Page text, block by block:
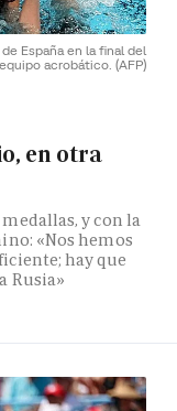
España en la final del
equipo acrobático. (AFP)
en otra
y con la
«Nos hemos
hay que
Rusia»